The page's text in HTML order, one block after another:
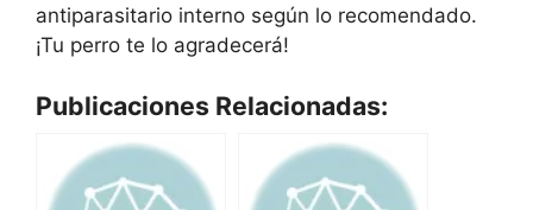
antiparasitario interno según lo recomendado.
¡Tu perro te lo agradecerá!
Publicaciones Relacionadas: